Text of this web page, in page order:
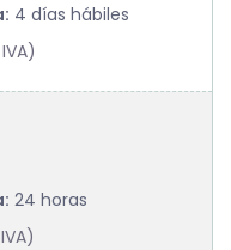
4 días hábiles
24 horas